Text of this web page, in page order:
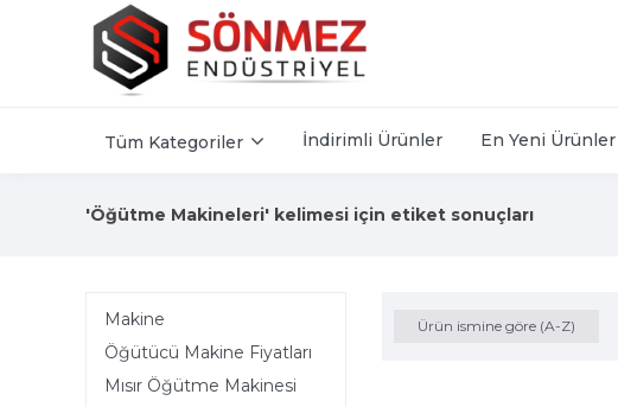
Tüm Kategoriler İndirimli Ürünler En Yeni Ürünler
'Öğütme Makineleri' kelimesi için etiket sonuçları
Makine
Öğütücü Makine Fiyatları
Mısır Öğütme Makinesi
Ürün ismine göre (A-Z)